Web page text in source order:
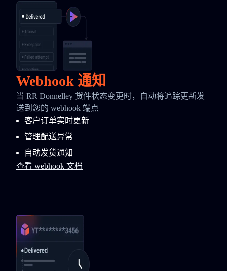
Webhook 通知
当 RR Donnelley 货件状态变更时，自动将追踪更新发
送到您的 webhook 端点
客户订单实时更新
管理配送异常
自动发货通知
查看 webhook 文档